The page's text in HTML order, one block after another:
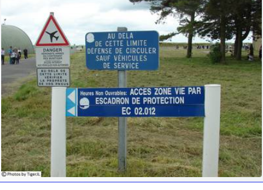
quelques images du Pays Basque vous auront plu ; Agur…
d9pouces: Je me rattraperai à la Ferté samedi
d9pouces: Malheureusement nonun peu trop loin pour moi !
fox_50: Bonjour, certains parmis vous étaient-ils présent au
meeting de Lann Bihoué de 2026 ?
cachée dans les pins: Coucou et excellente année 2026 à tous et
au site!
jericho: Bonne année et tous mes meilleurs voeux à tous pour
2026 !
little boy: je vous souhaite un bon réveillon pour cette nouvelle
année!
jericho: Merci D9pouces, à mon tour de souhaiter un Joyeux Noël